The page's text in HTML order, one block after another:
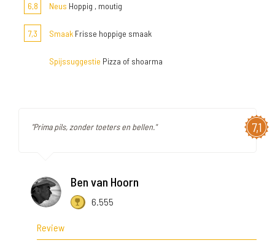
6,8 Neus Hoppig , moutig
7,3 Smaak Frisse hoppige smaak
Spijssuggestie Pizza of shoarma
7,1
"Prima pils, zonder toeters en bellen."
Ben van Hoorn
6.555
Review